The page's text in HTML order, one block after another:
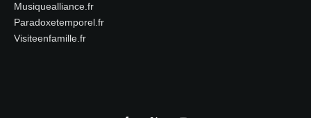
Musiquealliance.fr
Paradoxetemporel.fr
Visiteenfamille.fr